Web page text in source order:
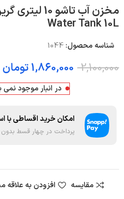
Water Tank 10L
شناسه محصول:1044
2,100,000
1,860,000تومان
در انبار موجود نمی
امکان خرید اقساطی با
پرداخت در چهار قسط بدون
مقایسه
افزودن به علاقه